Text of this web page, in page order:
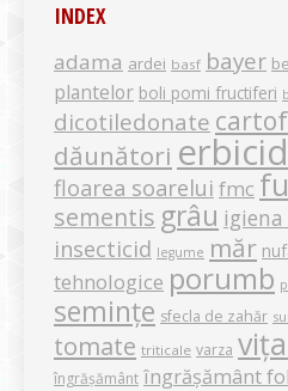
INDEX
adama ardei basf bayer
plantelor boli pomi fructiferi
dicotiledonate cartof
dăunători erbicid
floarea soarelui fmc
sementis grâu
insecticid legume măr
tehnologice porumb
semințe sfecla de zahăr
tomate triticale varza
îngrășământ îngrășământ